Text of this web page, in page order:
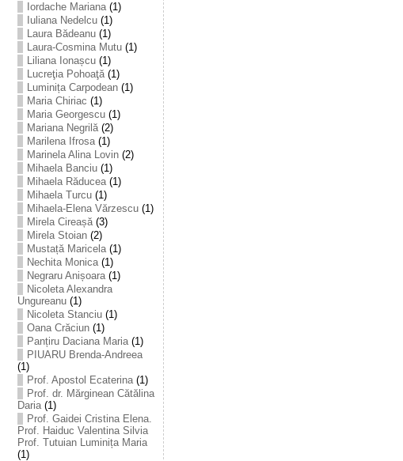
Iordache Mariana(1)
Iuliana Nedelcu(1)
Laura Bădeanu(1)
Laura-Cosmina Mutu(1)
Liliana Ionașcu(1)
Lucreţia Pohoaţă(1)
Luminița Carpodean(1)
Maria Chiriac (1)
Maria Georgescu(1)
Mariana Negrilă(2)
Marilena Ifrosa(1)
Marinela Alina Lovin(2)
Mihaela Banciu(1)
Mihaela Răducea(1)
Mihaela Turcu(1)
Mihaela-Elena Vărzescu(1)
Mirela Cireașă(3)
Mirela Stoian(2)
Mustață Maricela(1)
Nechita Monica(1)
Negraru Anișoara(1)
Nicoleta Alexandra
Ungureanu(1)
Nicoleta Stanciu(1)
Oana Crăciun(1)
Panțiru Daciana Maria(1)
PIUARU Brenda-Andreea
(1)
Prof. Apostol Ecaterina(1)
Prof. dr. Mărginean Cătălina
Daria(1)
Prof. Gaidei Cristina Elena.
Prof. Haiduc Valentina Silvia
Prof. Tutuian Luminița Maria
(1)